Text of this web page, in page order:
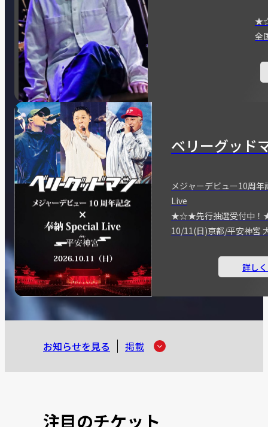
全
ベリーグッド
メジャーデビュー10周
Live
★☆★先行抽選受付中
10/11(日)京都/平安神宮
詳し
お知らせを見る 掲載
注目のチケット